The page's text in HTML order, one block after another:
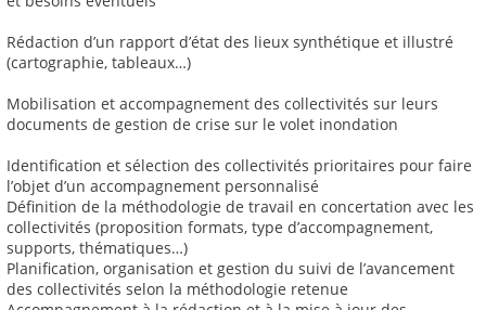
Rédaction d’un rapport d’état des lieux synthétique et illustré
(cartographie, tableaux…)
Mobilisation et accompagnement des collectivités sur leurs
documents de gestion de crise sur le volet inondation
Identification et sélection des collectivités prioritaires pour faire
l’objet d’un accompagnement personnalisé
Définition de la méthodologie de travail en concertation avec les
collectivités (proposition formats, type d’accompagnement,
supports, thématiques…)
Planification, organisation et gestion du suivi de l’avancement
des collectivités selon la méthodologie retenue